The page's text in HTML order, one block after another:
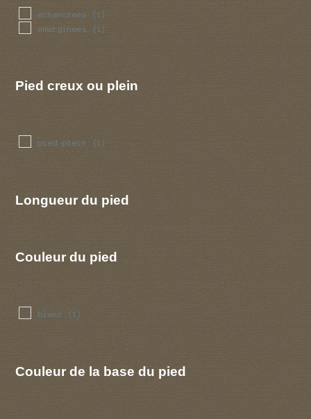
echancrees (1)
emarginees (1)
Pied creux ou plein
pied plein (1)
Longueur du pied
Couleur du pied
blanc (1)
Couleur de la base du pied